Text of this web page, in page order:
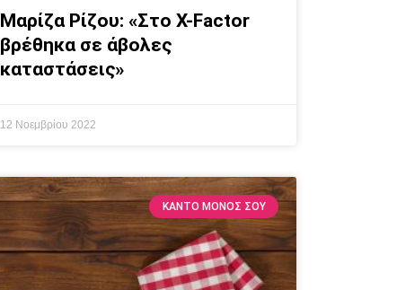
Μαρίζα Ρίζου: «Στο X-Factor
βρέθηκα σε άβολες
καταστάσεις»
12 Νοεμβρίου 2022
ΚΆΝΤΟ ΜΌΝΟΣ ΣΟΥ